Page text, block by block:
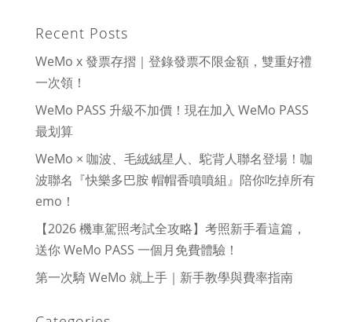
Recent Posts
WeMo x 發票存摺｜登錄發票不限金額，雙重好禮
一次領！
WeMo PASS 升級不加價！現在加入 WeMo PASS
最划算
WeMo × 咖波、毛絨絨星人、駝背人聯名登場！咖
波聯名『快樂多巴胺 帽帽香噴噴組』陪你吃掉所有
emo！
【2026 機車駕照考試全攻略】考照新手看這篇，
送你 WeMo PASS 一個月免費體驗！
第一次騎 WeMo 就上手｜新手教學與費率指南